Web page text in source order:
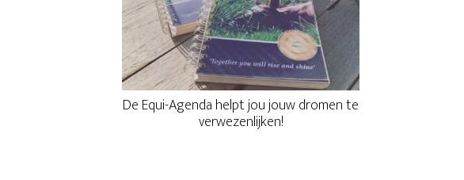
De Equi-Agenda helpt jou jouw dromen te
verwezenlijken!